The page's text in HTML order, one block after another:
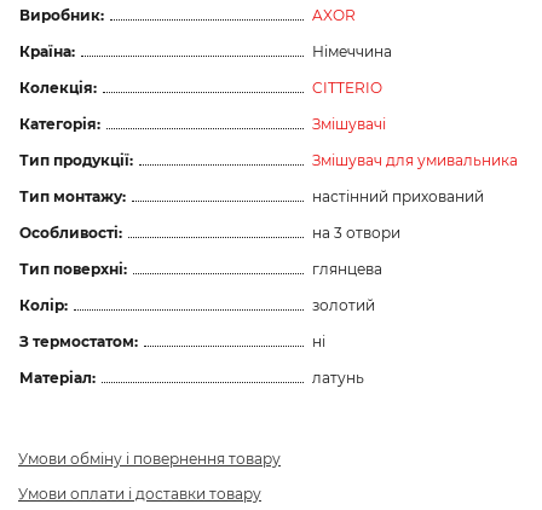
Виробник:
AXOR
Країна:
Німеччина
Колекція:
CITTERIO
Категорія:
Змішувачі
Тип продукції:
Змішувач для умивальника
Тип монтажу:
настінний прихований
Особливості:
на 3 отвори
Тип поверхні:
глянцева
Колір:
золотий
З термостатом:
ні
Матеріал:
латунь
Умови обміну і повернення товару
Умови оплати і доставки товару